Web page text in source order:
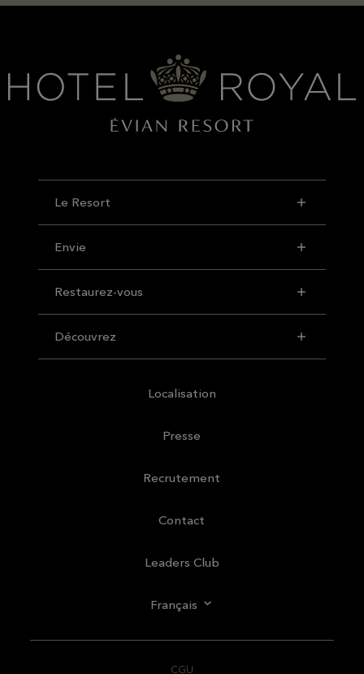
Le Resort
Envie
Restaurez-vous
Découvrez
Localisation
Presse
Recrutement
Contact
Leaders Club
Français
CGU